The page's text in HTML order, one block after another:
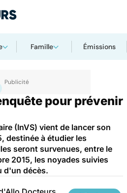
Famille Émissions
pour prévenir
(InVS) vient de lancer son
destinée à étudier les
seront survenues, entre le
2015, les noyades suivies
d'un décès.